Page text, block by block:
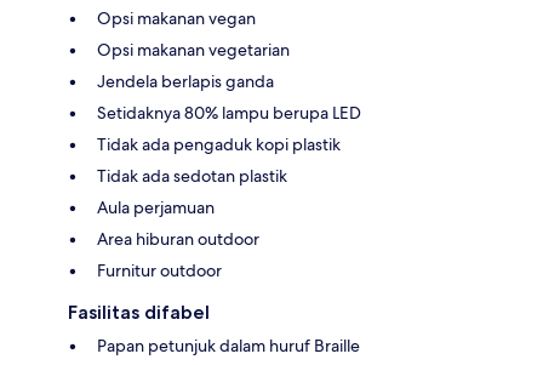
Opsi makanan vegan
Opsi makanan vegetarian
Jendela berlapis ganda
Setidaknya 80% lampu berupa LED
Tidak ada pengaduk kopi plastik
Tidak ada sedotan plastik
Aula perjamuan
Area hiburan outdoor
Furnitur outdoor
Fasilitas difabel
Papan petunjuk dalam huruf Braille